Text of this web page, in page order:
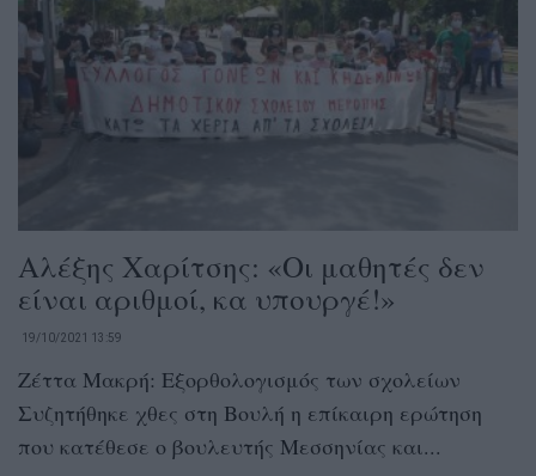
Αλέξης Χαρίτσης: «Οι μαθητές δεν
είναι αριθμοί, κα υπουργέ!»
19/10/2021 13:59
Ζέττα Μακρή: Εξορθολογισμός των σχολείων
Συζητήθηκε χθες στη Βουλή η επίκαιρη ερώτηση
που κατέθεσε ο βουλευτής Μεσσηνίας και...